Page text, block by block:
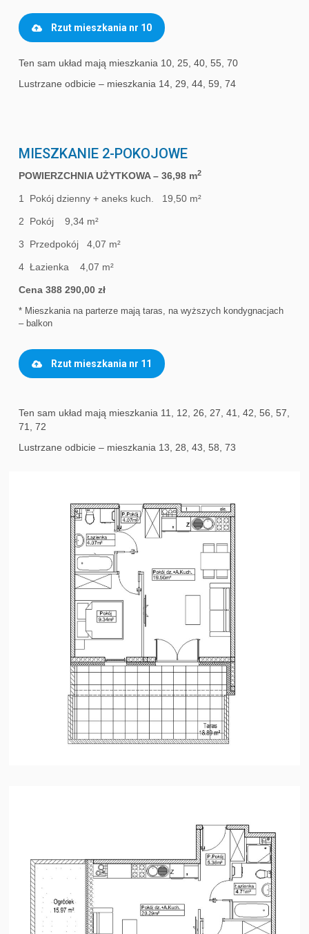
Rzut mieszkania nr 10
Ten sam układ mają mieszkania 10, 25, 40, 55, 70
Lustrzane odbicie – mieszkania 14, 29, 44, 59, 74
MIESZKANIE 2-POKOJOWE
POWIERZCHNIA UŻYTKOWA – 36,98 m2
1 Pokój dzienny + aneks kuch. 19,50 m²
2 Pokój 9,34 m²
3 Przedpokój 4,07 m²
4 Łazienka 4,07 m²
Cena 388 290,00 zł
* Mieszkania na parterze mają taras, na wyższych kondygnacjach
– balkon
Rzut mieszkania nr 11
Ten sam układ mają mieszkania 11, 12, 26, 27, 41, 42, 56, 57,
71, 72
Lustrzane odbicie – mieszkania 13, 28, 43, 58, 73